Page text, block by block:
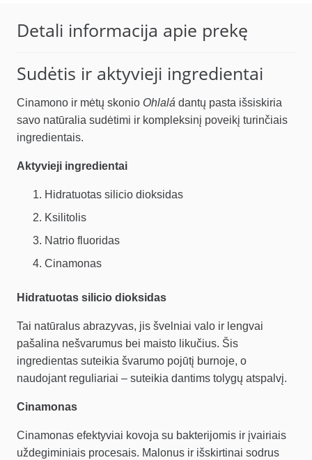
Detali informacija apie prekę
Sudėtis ir aktyvieji ingredientai
Cinamono ir mėtų skonio Ohlalá dantų pasta išsiskiria
savo natūralia sudėtimi ir kompleksinį poveikį turinčiais
ingredientais.
Aktyvieji ingredientai
Hidratuotas silicio dioksidas
Ksilitolis
Natrio fluoridas
Cinamonas
Hidratuotas silicio dioksidas
Tai natūralus abrazyvas, jis švelniai valo ir lengvai
pašalina nešvarumus bei maisto likučius. Šis
ingredientas suteikia švarumo pojūtį burnoje, o
naudojant reguliariai – suteikia dantims tolygų atspalvį.
Cinamonas
Cinamonas efektyviai kovoja su bakterijomis ir įvairiais
uždegiminiais procesais. Malonus ir išskirtinai sodrus